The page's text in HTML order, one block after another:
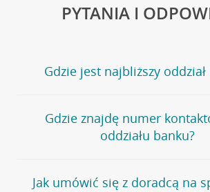
PYTANIA I
Gdzie jest najbliższy oddział
Jeśli szukasz oddziału naszego banku,
stronęPlacówki i bankomaty, na której
wygodna wyszukiwarka.
oddziałów
Gdzie znajdę numer
oddziału banku?
Bank Credit Agricole nie udostępnia
telefonu do placówki bankowej.
Jak umówić się z doradcą na